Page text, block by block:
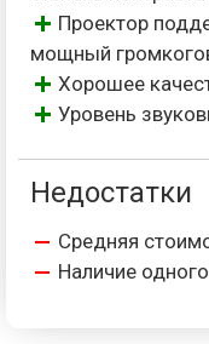
Проектор
мощный
Хорошее
Уровень
Недостатки
Средняя
Наличие